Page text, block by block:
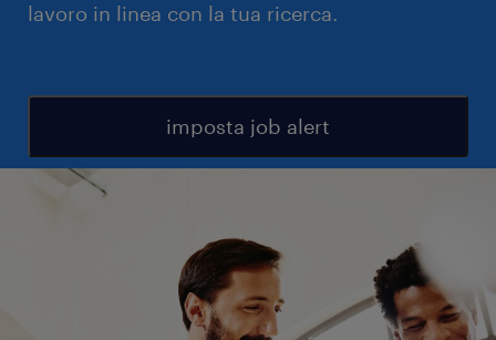
lavoro in linea con la tua ricerca.
imposta job alert